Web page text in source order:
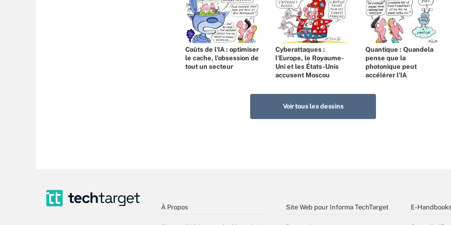
Coûts de l'IA : optimiser
le cache, l’obsession de
tout un secteur
Cyberattaques :
l’Europe, le Royaume-
Uni et les États-Unis
accusent Moscou
Quantique : Quandela
pense que la
photonique peut
accélérer l’IA
Voir tous les dessins
À Propos Site Web pour Informa TechTarget E-